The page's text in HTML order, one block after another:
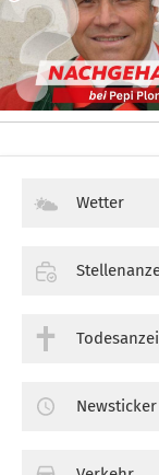
Wetter
Newsticker